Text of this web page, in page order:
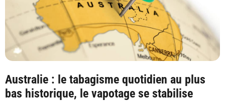
Australie : le tabagisme quotidien au plus
bas historique, le vapotage se stabilise